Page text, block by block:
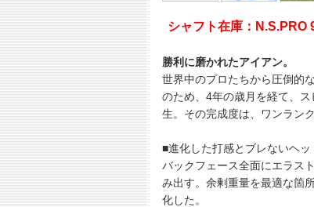
シャフト在庫：N.S.PRO
勝利に磨かれたアイアン。
世界中のプロたちから圧倒的
のため、4年の歳月を経て、
生。その完成度は、ワンラン
■進化した打感とブレないヘッ
バックフェース全面にエラス
み出す。余剰重量を最適な箇
化した。